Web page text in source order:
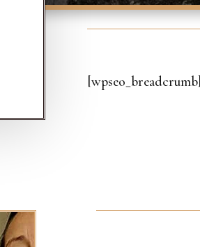
[wpseo_breadcrumb]